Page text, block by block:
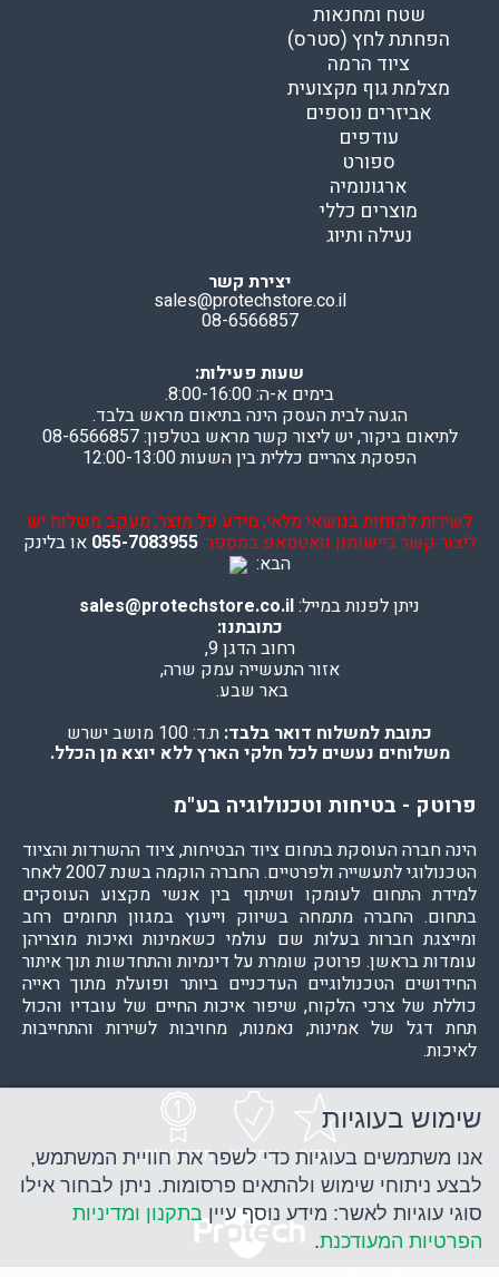
שטח ומחנאות
הפחתת לחץ (סטרס)
ציוד הרמה
מצלמת גוף מקצועית
אביזרים נוספים
עודפים
ספורט
ארגונומיה
מוצרים כללי
נעילה ותיוג
יצירת קשר
sales@protechstore.co.il
08-6566857
שעות פעילות:
בימים א-ה: 8:00-16:00.
הגעה לבית העסק הינה בתיאום מראש בלבד.
לתיאום ביקור, יש ליצור קשר מראש בטלפון: 08-6566857
הפסקת צהריים כללית בין השעות 12:00-13:00
לשירות לקוחות בנושאי מלאי, מידע על מוצר, מעקב משלוח יש
ליצור קשר ביישומון וואטסאפ במספר:055-7083955 או בלינק
הבא:
ניתן לפנות במייל:sales@protechstore.co.il
כתובתנו:
רחוב הדגן 9,
אזור התעשייה עמק שרה,
באר שבע.
כתובת למשלוח דואר בלבד: ת.ד: 100 מושב ישרש
משלוחים נעשים לכל חלקי הארץ ללא יוצא מן הכלל.
פרוטק - בטיחות וטכנולוגיה בע"מ
הינה חברה העוסקת בתחום ציוד הבטיחות, ציוד ההשרדות והציוד
הטכנולוגי לתעשייה ולפרטיים. החברה הוקמה בשנת 2007 לאחר
למידת התחום לעומקו ושיתוף בין אנשי מקצוע העוסקים
בתחום. החברה מתמחה בשיווק וייעוץ במגוון תחומים רחב
ומייצגת חברות בעלות שם עולמי כשאמינות ואיכות מוצריהן
עומדות בראשן. פרוטק שומרת על דינמיות והתחדשות תוך איתור
החידושים הטכנולוגיים העדכניים ביותר ופועלת מתוך ראייה
כוללת של צרכי הלקוח, שיפור איכות החיים של עובדיו והכול
תחת דגל של אמינות, נאמנות, מחויבות לשירות והתחייבות
לאיכות.
איכות אמינות מקצועיות
שימוש בעוגיות
אנו משתמשים בעוגיות כדי לשפר את חוויית המשתמש,
לבצע ניתוחי שימוש ולהתאים פרסומות. ניתן לבחור אילו
סוגי עוגיות לאשר: מידע נוסף עייןבתקנון ומדיניות
הפרטיות המעודכנת.